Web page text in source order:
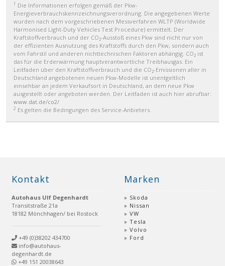
1 Die Informationen erfolgen gemäß der Pkw-
Energieverbrauchskennzeichnungsverordnung. Die angegebenen Werte
wurden nach dem vorgeschriebenen Messverfahren WLTP (Worldwide
Harmonised Light-Duty Vehicles Test Procedure) ermittelt. Der
Kraftstoffverbrauch und der CO₂-Ausstoß eines Pkw sind nicht nur von
der effizienten Ausnutzung des Kraftstoffs durch den Pkw, sondern auch
vom Fahrstil und anderen nichttechnischen Faktoren abhängig. CO₂ ist
das für die Erderwärmung hauptverantwortliche Treibhausgas. Ein
Leitfaden über den Kraftstoffverbrauch und die CO₂-Emissionen aller in
Deutschland angebotenen neuen Pkw-Modelle ist unentgeltlich
einsehbar an jedem Verkaufsort in Deutschland, an dem neue Pkw
ausgestellt oder angeboten werden. Der Leitfaden ist auch hier abrufbar:
www.dat.de/co2/
2 Es gelten die Bedingungen des Service-Anbieters.
Kontakt
Autohaus Ulf Degenhardt
Transitstraße 21a
18182 Mönchhagen/ bei Rostock
+49 (0)38202 434700
info@autohaus-
degenhardt.de
+49 151 20038643
Marken
Skoda
Nissan
VW
Tesla
Volvo
Ford